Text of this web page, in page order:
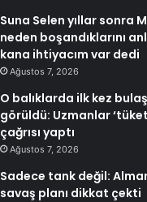
Suna Selen yıllar sonra
neden boşandıklarını
kana ihtiyacım var dedi
Ağustos 7, 2026
O balıklarda ilk kez
görüldü: Uzmanlar
çağrısı yaptı
Ağustos 7, 2026
Sadece tank değil:
savaş planı dikkat çekti